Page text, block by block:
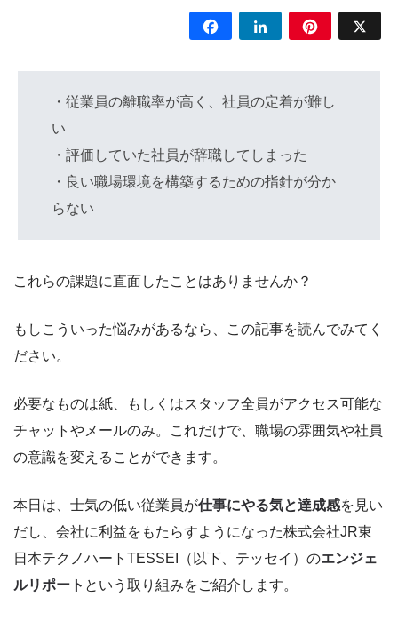
FacebookLinkedIn Pinterest
・従業員の離職率が高く、社員の定着が難し
い
・評価していた社員が辞職してしまった
・良い職場環境を構築するための指針が分か
らない
これらの課題に直面したことはありませんか？
もしこういった悩みがあるなら、この記事を読んでみてく
ださい。
必要なものは紙、もしくはスタッフ全員がアクセス可能な
チャットやメールのみ。これだけで、職場の雰囲気や社員
の意識を変えることができます。
本日は、士気の低い従業員が仕事にやる気と達成感を見い
だし、会社に利益をもたらすようになった株式会社JR東
日本テクノハートTESSEI（以下、テッセイ）のエンジェ
ルリポート という取り組みをご紹介します。